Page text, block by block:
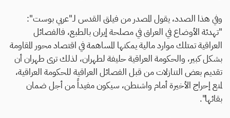
وفي هذا الصدد، يقول المصدر من فيلق القدس لـ"عربي بوست":
"تهدئة الأوضاع في العراق في مصلحة إيران بالطبع، فالفصائل
العراقية تمتلك موارد مالية يمكنها المساهمة في اقتصاد محور المقاومة
بشكل كبير، والحكومة العراقية حليفة لطهران، لذلك ترى طهران أن
تقديم بعض التنازلات من قبل الفصائل العراقية للحكومة العراقية،
لمنع إحراج الأخيرة أمام واشنطن، سيكون مفيداً من أجل ضمان
بقائها".